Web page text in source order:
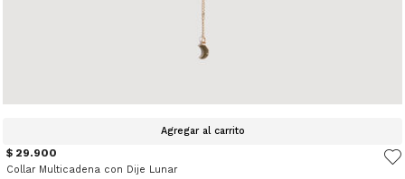
Agregar al carrito
$ 29.900
Collar Multicadena con Dije Lunar